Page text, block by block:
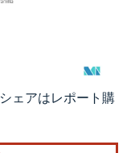
表示が必要です。
ェアはレポート購